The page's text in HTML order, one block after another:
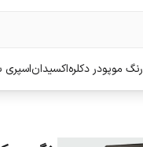
رنگ موپودر دکلرهاکسیداناسپری